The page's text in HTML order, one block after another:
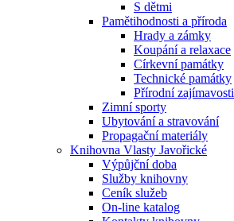
S dětmi
Pamětihodnosti a příroda
Hrady a zámky
Koupání a relaxace
Církevní památky
Technické památky
Přírodní zajímavosti
Zimní sporty
Ubytování a stravování
Propagační materiály
Knihovna Vlasty Javořické
Výpůjční doba
Služby knihovny
Ceník služeb
On-line katalog